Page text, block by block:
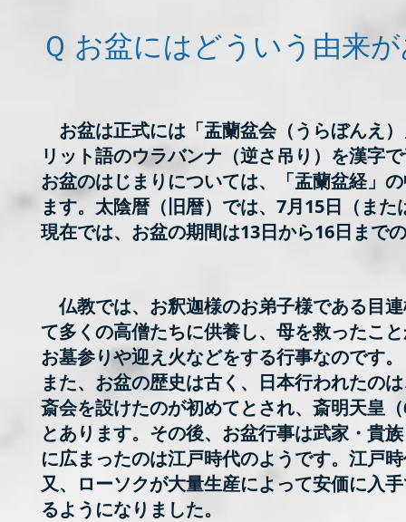
Ｑ お盆にはどういう由来
お盆は正式には「盂蘭盆会（うらぼんえ
リット語のウラバンナ（逆さ吊り）を漢字
お盆のはじまりについては、「盂蘭盆経」
ます。太陰暦（旧暦）では、7月15日（ま
現在では、お盆の期間は13日から16日まで
仏教では、お釈迦様のお弟子様である目
て多くの高僧たちに供養し、母を救ったこ
お墓参りや迎え火などをする行事なのです。
また、お盆の歴史は古く、日本行われたの
斎会を設けたのが初めてとされ、斎明天皇
とあります。 その後、お盆行事は武家・貴
に広まったのは江戸時代のようです。江戸
又、ローソクが大量生産によって安価に入
るようになりました。